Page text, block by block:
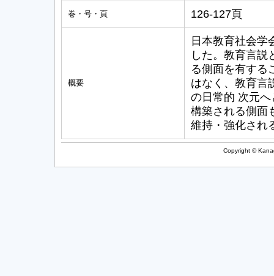
巻・号・頁 126-127頁
概要
日本教育社会学
した。教育言説
る側面を有する
はなく、教育言
の日常的 次元
構築される側面
維持・強化され
Copyright ©